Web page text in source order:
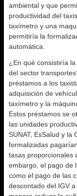
ambiental y que
productividad del
taxímetro y una
permitiría la
automática.
¿En qué consistiría
del sector
préstamos a los
adquisición de
taxímetro y la
Estos préstamos se
las unidades
SUNAT, EsSalud y la
formalizadas
tasas proporcionales
embargo, el pago de
como el pago de las
descontado del IGV